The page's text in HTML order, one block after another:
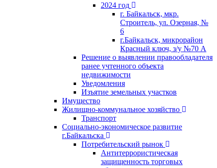
2024 год
г. Байкальск, мкр.
Строитель, ул. Озерная, №
6
г.Байкальск, микрорайон
Красный ключ, з/у №70 А
Решение о выявлении правообладателя
ранее учтенного объекта
недвижимости
Уведомления
Изъятие земельных участков
Имущество
Жилищно-коммунальное хозяйство
Транспорт
Социально-экономическое развитие
г.Байкальска
Потребительский рынок
Антитеррористическая
защищенность торговых